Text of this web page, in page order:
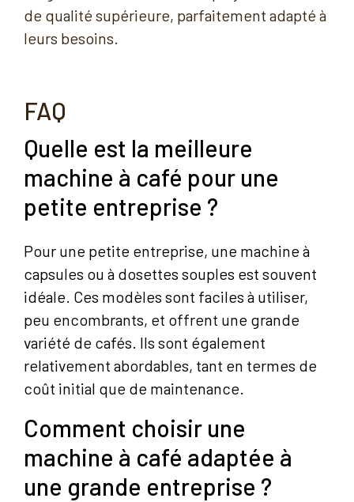
de qualité supérieure, parfaitement adapté à
leurs besoins.
FAQ
Quelle est la meilleure
machine à café pour une
petite entreprise ?
Pour une petite entreprise, une machine à
capsules ou à dosettes souples est souvent
idéale. Ces modèles sont faciles à utiliser,
peu encombrants, et offrent une grande
variété de cafés. Ils sont également
relativement abordables, tant en termes de
coût initial que de maintenance.
Comment choisir une
machine à café adaptée à
une grande entreprise ?